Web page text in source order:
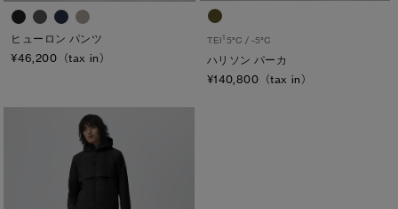
ヒューロン パンツ
¥46,200（tax in）
TEI15°C / -5°C
ハリソン パーカ
¥140,800（tax in）